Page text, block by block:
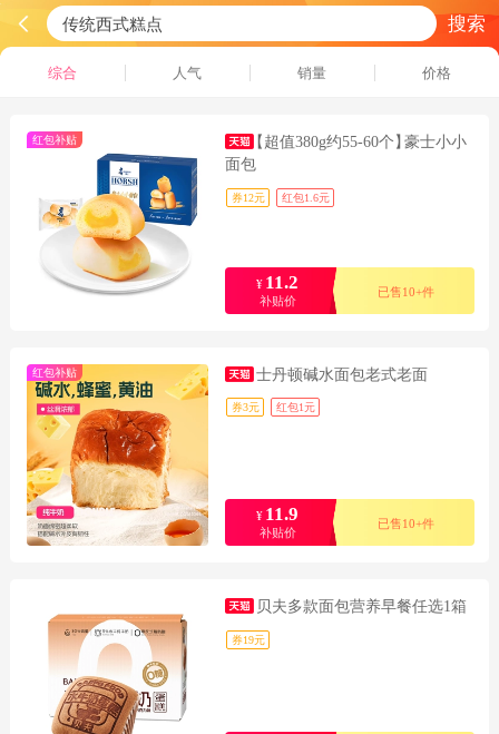
搜索
综合 人气 销量 价格
红包补贴 【超值380g约55-60个】豪士小小
面包
券12元 红包1.6元
¥ 11.2
补贴价
已售10+件
红包补贴 士丹顿碱水面包老式老面
券3元 红包1元
¥ 11.9
补贴价
已售10+件
贝夫多款面包营养早餐任选1箱
券19元